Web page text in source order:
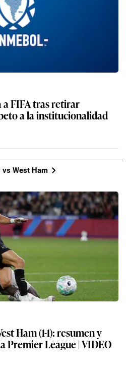
a FIFA tras retirar
a la institucionalidad
vs West Ham
Ham (1-1): resumen y
Premier League | VIDEO